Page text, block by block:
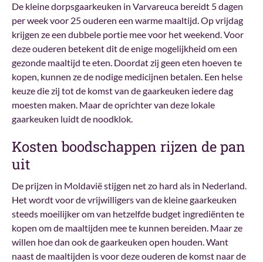
De kleine dorpsgaarkeuken in Varvareuca bereidt 5 dagen
per week voor 25 ouderen een warme maaltijd. Op vrijdag
krijgen ze een dubbele portie mee voor het weekend. Voor
deze ouderen betekent dit de enige mogelijkheid om een
gezonde maaltijd te eten. Doordat zij geen eten hoeven te
kopen, kunnen ze de nodige medicijnen betalen. Een helse
keuze die zij tot de komst van de gaarkeuken iedere dag
moesten maken. Maar de oprichter van deze lokale
gaarkeuken luidt de noodklok.
Kosten boodschappen rijzen de pan
uit
De prijzen in Moldavië stijgen net zo hard als in Nederland.
Het wordt voor de vrijwilligers van de kleine gaarkeuken
steeds moeilijker om van hetzelfde budget ingrediënten te
kopen om de maaltijden mee te kunnen bereiden. Maar ze
willen hoe dan ook de gaarkeuken open houden. Want
naast de maaltijden is voor deze ouderen de komst naar de